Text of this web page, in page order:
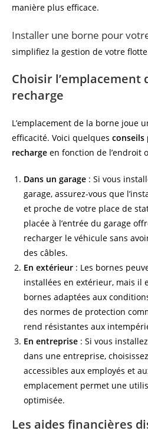
manière plus efficace.
Installer une borne pour
simplifiez la gestion de votre
Choisir l’emplacement
recharge
L’emplacement de la borne joue
efficacité. Voici quelques conseils
recharge en fonction de l’endroit
Dans un garage : Si vous
garage, assurez-vous que
et proche de votre place de
placée à l’entrée du garage
recharger le véhicule sans
des câbles.
En extérieur : Les bornes
installées en extérieur, mais il
bornes adaptées aux
des normes de protection
rend résistantes aux
En entreprise : Si vous
dans une entreprise,
accessibles aux employés et
emplacement permet une
optimisée.
Les aides financières